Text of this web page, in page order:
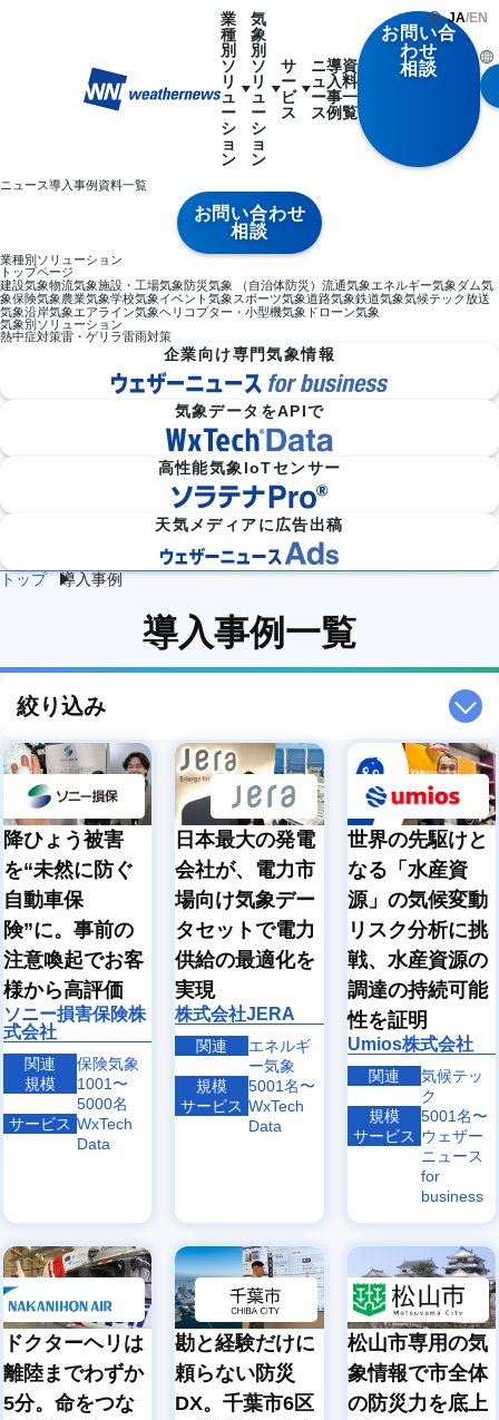
業
種
別
ソ
リ
ュ
ー
シ
ョ
ン
象
物
流
気
象
施
設・
気象
防
災）
通
象
ネ
ル
ギ
ー
象
ダム
保険
気象
農
業
学
校
気
象
イベ
ント
気象
ーツ
気象
道
路
気
象
鉄
道
気
象
気候
テッ
放送
気象
沿
岸
気
象
エ
ア
イ
ン
気
ヘリ
コプ
ー・
小型
ドロ
ーン
気
象
別
ソ
リ
ュ
ー
シ
ョ
ン
雷・ゲリ
ラ雷雨対
策
サ
ー
ビ
ス
企業向け専門気象情報 気象データをAPIで
ニ
ュ
ー
ス
導
入
事
例
資
料
一
覧
お問い合
わせ
相談
ニュース導入事例資料一覧
お問い合わせ
相談
業種別ソリューション
トップページ
建設気象物流気象施設・工場気象防災気象 （自治体防災） 流通気象エネルギー気象ダム気
象保険気象農業気象学校気象イベント気象スポーツ気象道路気象鉄道気象気候テック放送
気象沿岸気象エアライン気象ヘリコプター・小型機気象 ドローン気象
気象別ソリューション
熱中症対策雷・ゲリラ雷雨対策
企業向け専門気象情報
気象データをAPIで
高性能気象IoTセンサー
天気メディアに広告出稿
JA/EN
トップ 導入事例
導入事例一覧
絞り込み
降ひょう被害
を“未然に防ぐ
自動車保
険”に。事前の
注意喚起でお客
様から高評価
ソニー損害保険株
式会社
関連
保険気象
規模
1001〜
5000名
サービス WxTech
Data
日本最大の発電
会社が、電力市
場向け気象デー
タセットで電力
供給の最適化を
実現
株式会社JERA
関連
エネルギ
ー気象
規模
5001名〜
サービス WxTech
Data
世界の先駆けと
なる「水産資
源」の気候変動
リスク分析に挑
戦、水産資源の
調達の持続可能
性を証明
Umios株式会社
関連
気候テッ
ク
規模
5001名〜
サービス ウェザー
ニュース
for
business
ドクターヘリは
離陸までわずか
5分。命をつな
勘と経験だけに
頼らない防災
DX。千葉市6区
松山市専用の気
象情報で市全体
の防災力を底上